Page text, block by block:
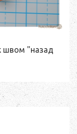
швом "назад